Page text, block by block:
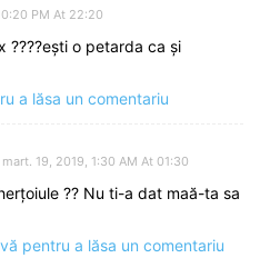
PM At 22:20
????ești o petarda ca și
a lăsa un comentariu
mart. 19, 2019, 1:30 AM At 01:30
?? Nu ti-a dat maă-ta sa
pentru a lăsa un comentariu